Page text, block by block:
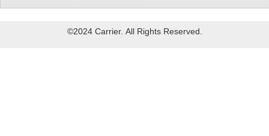
©2024 Carrier. All Rights Reserved.